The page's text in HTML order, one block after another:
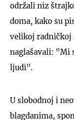
održali niz
doma, kako su
velikoj radničkoj
naglašavali: "Mi
ljudi".
U slobodnoj i
blagdanima,